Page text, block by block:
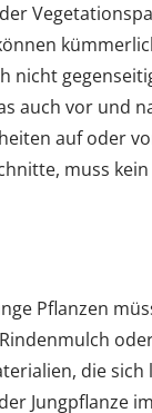
nicht
auch vor und
auf oder
muss kein
Pflanzen
die sich
Jungpflanze